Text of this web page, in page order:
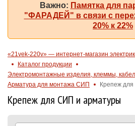
Важно: Памятка для
"ФАРАДЕЙ" в связи с
20% к 22%
«21vek-220v» — интернет-магазин
Каталог продукции
Электромонтажные изделия, клеммы,
Арматура для монтажа СИП
Крепеж
Крепеж для СИП и арматуры